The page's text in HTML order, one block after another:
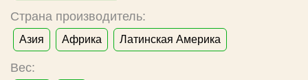
Страна производитель:
Азия Африка Латинская Америка
Вес: